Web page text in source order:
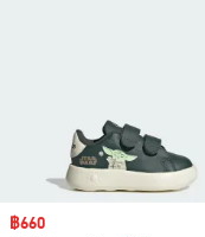
Sale price
฿660